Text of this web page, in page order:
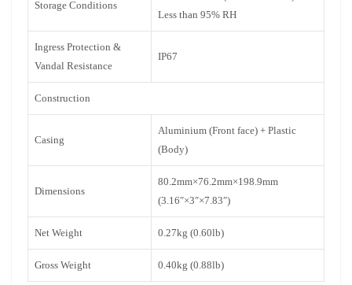
Storage Conditions
Less than 95% RH
Ingress Protection &
Vandal Resistance
IP67
Construction
Casing
Aluminium (Front face) + Plastic
(Body)
Dimensions
80.2mm×76.2mm×198.9mm
(3.16″×3″×7.83″)
Net Weight 0.27kg (0.60lb)
Gross Weight 0.40kg (0.88lb)